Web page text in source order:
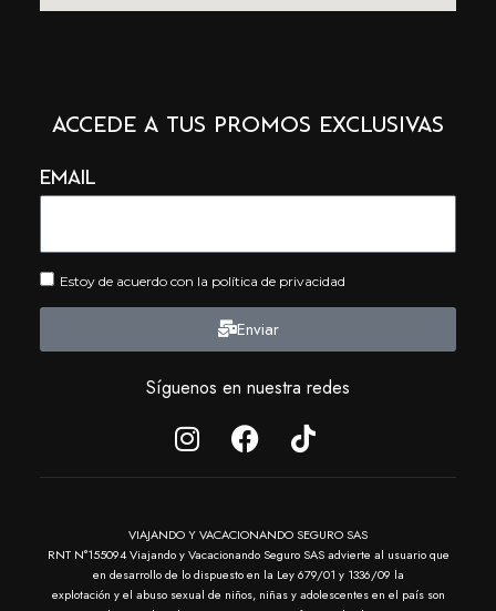
ACCEDE A TUS PROMOS EXCLUSIVAS
Email
Estoy de acuerdo con la política de privacidad
Enviar
Síguenos en nuestra redes
VIAJANDO Y VACACIONANDO SEGUROSAS
RNT N°155094 Viajando y Vacacionando Seguro SAS advierte al usuario que
en desarrollo de lo dispuesto en la Ley 679/01 y 1336/09 la
explotación y el abuso sexual de niños, niñas y adolescentes en el país son